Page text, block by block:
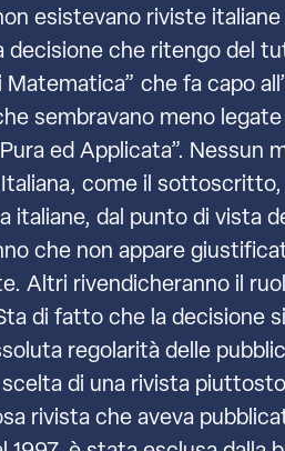
esistevano riviste
decisione che ritengo del
Matematica” che fa capo
sembravano meno
ed Applicata”.
come il
italiane, dal punto di vista
che non appare
Altri rivendicheranno il
di fatto che la
regolarità delle
di una rivista
rivista che aveva